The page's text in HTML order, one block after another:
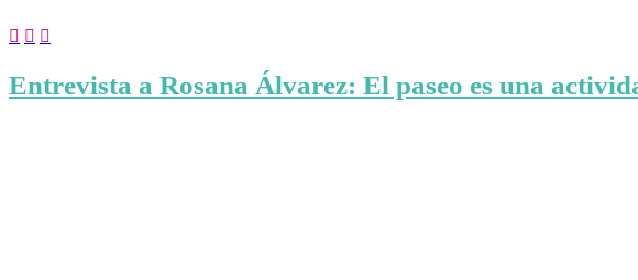
  
Entrevista a Rosana Álvarez: El paseo es una